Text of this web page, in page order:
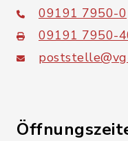
09191 7950-0
09191 7950-